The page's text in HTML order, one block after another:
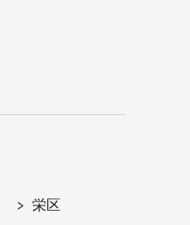
栄区